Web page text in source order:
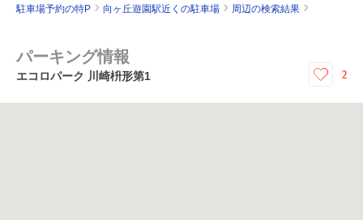
駐車場予約の特P 向ヶ丘遊園駅近くの駐車場 周辺の検索結果
パーキング情報
エコロパーク 川崎枡形第1 2